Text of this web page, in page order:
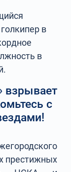
в
в
взрывает
с
престижных